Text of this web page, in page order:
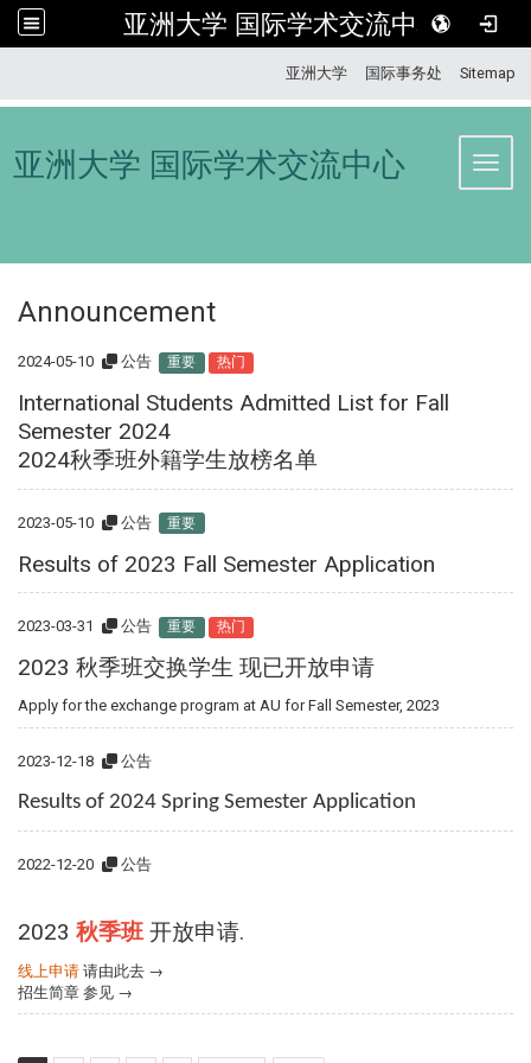
亚洲大学 国际学术交流中心
亚洲大学 国际事务处 Sitemap
亚洲大学 国际学术交流中心
Announcement
2024-05-10 公告 重要 热门
International Students Admitted List for Fall
Semester 2024
2024秋季班外籍学生放榜名单
2023-05-10 公告 重要
Results of 2023 Fall Semester Application
2023-03-31 公告 重要 热门
2023 秋季班交换学生 现已开放申请
Apply for the exchange program at AU for Fall Semester, 2023
2023-12-18 公告
Results of 2024 Spring Semester Application
2022-12-20 公告
2023 秋季班开放申请.
线上申请 请由此去 →
招生简章 参见 →